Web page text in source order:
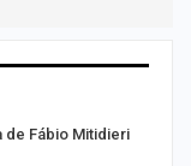
de Fábio Mitidieri